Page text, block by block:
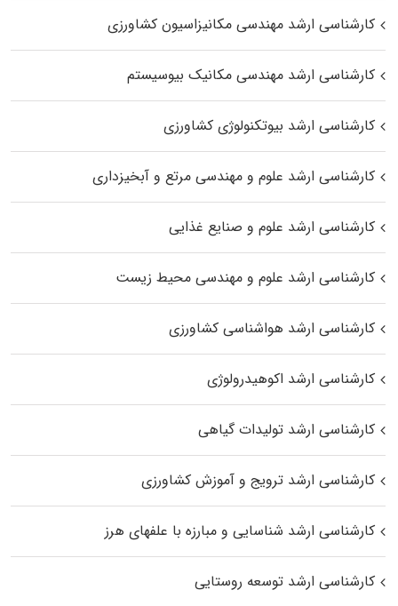
کارشناسی ارشد مهندسی مکانیزاسیون کشاورزی
کارشناسی ارشد مهندسی مکانیک بیوسیستم
کارشناسی ارشد بیوتکنولوژی کشاورزی
کارشناسی ارشد علوم و مهندسی مرتع و آبخیزداری
کارشناسی ارشد علوم و صنایع غذایی
کارشناسی ارشد علوم و مهندسی محیط زیست
کارشناسی ارشد هواشناسی کشاورزی
کارشناسی ارشد اکوهیدرولوژی
کارشناسی ارشد تولیدات گیاهی
کارشناسی ارشد ترویج و آموزش کشاورزی
کارشناسی ارشد شناسایی و مبارزه با علفهای هرز
کارشناسی ارشد توسعه روستایی